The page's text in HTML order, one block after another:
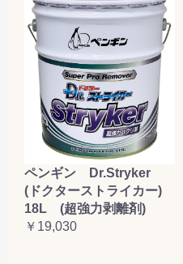
ペンギン Dr.Stryker
(ドクターストライカー)
18L (超強力剥離剤)
￥19,030